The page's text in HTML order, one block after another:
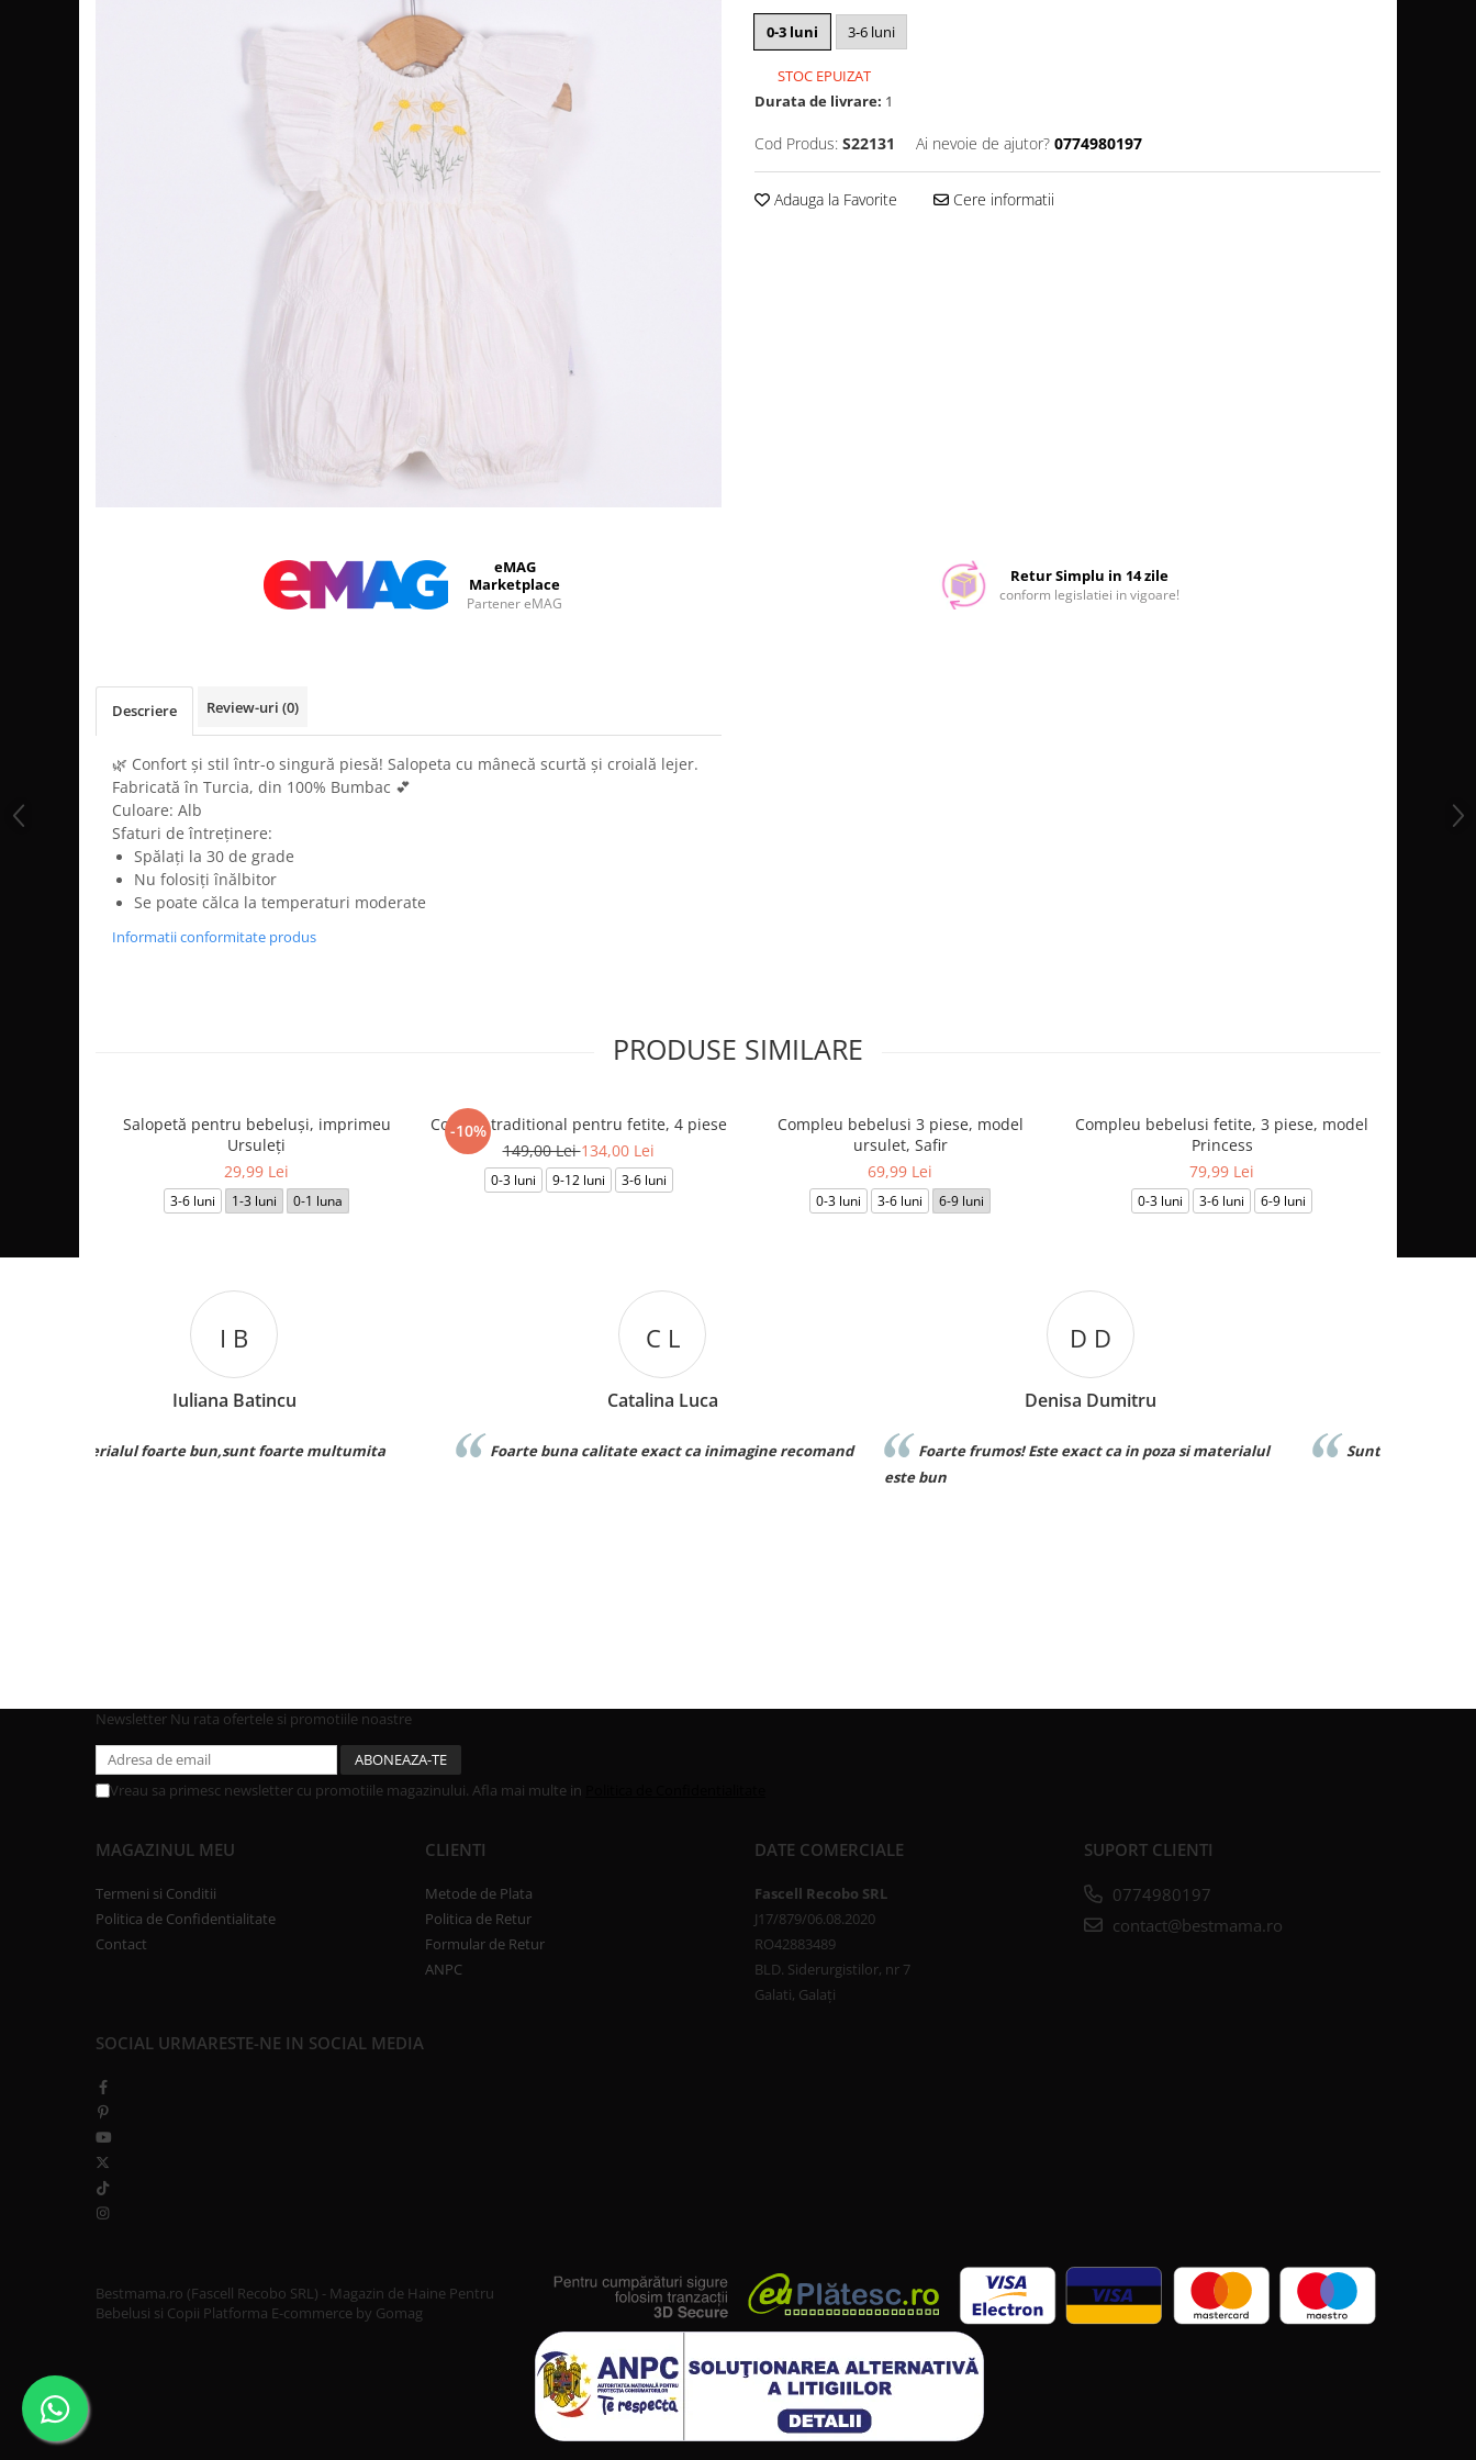
Facebook
0-3 luni 3-6 luni
STOC EPUIZAT
Durata de livrare: 1
Cod Produs: S22131 Ai nevoie de ajutor? 0774980197
Adauga la Favorite Cere informatii
eMAG
Marketplace
Partener eMAG
Retur Simplu in 14 zile
conform legislatiei in vigoare!
Descriere Review-uri (0)
🌿 Confort și stil într-o singură piesă! Salopeta cu mânecă scurtă și croială lejer.
Fabricată în Turcia, din 100% Bumbac 💕
Culoare: Alb
Sfaturi de întreținere:
Spălați la 30 de grade
Nu folosiți înălbitor
Se poate călca la temperaturi moderate
Informatii conformitate produs
PRODUSE SIMILARE
Salopetă pentru bebeluși, imprimeu
Ursuleți
29,99 Lei
3-6 luni 1-3 luni 0-1 luna
-10%
Costum traditional pentru fetite, 4 piese
149,00 Lei134,00 Lei
0-3 luni 9-12 luni 3-6 luni
Compleu bebelusi 3 piese, model
ursulet, Safir
69,99 Lei
0-3 luni 3-6 luni 6-9 luni
Compleu bebelusi fetite, 3 piese, model
Princess
79,99 Lei
0-3 luni 3-6 luni 6-9 luni
Catalina Luca
Foarte buna calitate exact ca inimagine recomand
Denisa Dumitru
Foarte frumos! Este exact ca in poza si materialul
Bianca Burcuta
Sunt superbe! Le ador. ❤️
Newsletter Nu rata ofertele si promotiile noastre
Vreau sa primesc newsletter cu promotiile magazinului. Afla mai multe in
MAGAZINUL MEU
Termeni si Conditii
Politica de Confidentialitate
Contact
CLIENTI
Metode de Plata
Politica de Retur
Formular de Retur
ANPC
DATE COMERCIALE
Fascell Recobo SRL
J17/879/06.08.2020
RO42883489
BLD. Siderurgistilor, nr 7
Galati, Galați
SUPORT CLIENTI
0774980197
contact@bestmama.ro
SOCIAL URMARESTE-NE IN SOCIAL MEDIA
Bestmama.ro (Fascell Recobo SRL) - Magazin de Haine Pentru
Bebelusi si Copii Platforma E-commerce by Gomag